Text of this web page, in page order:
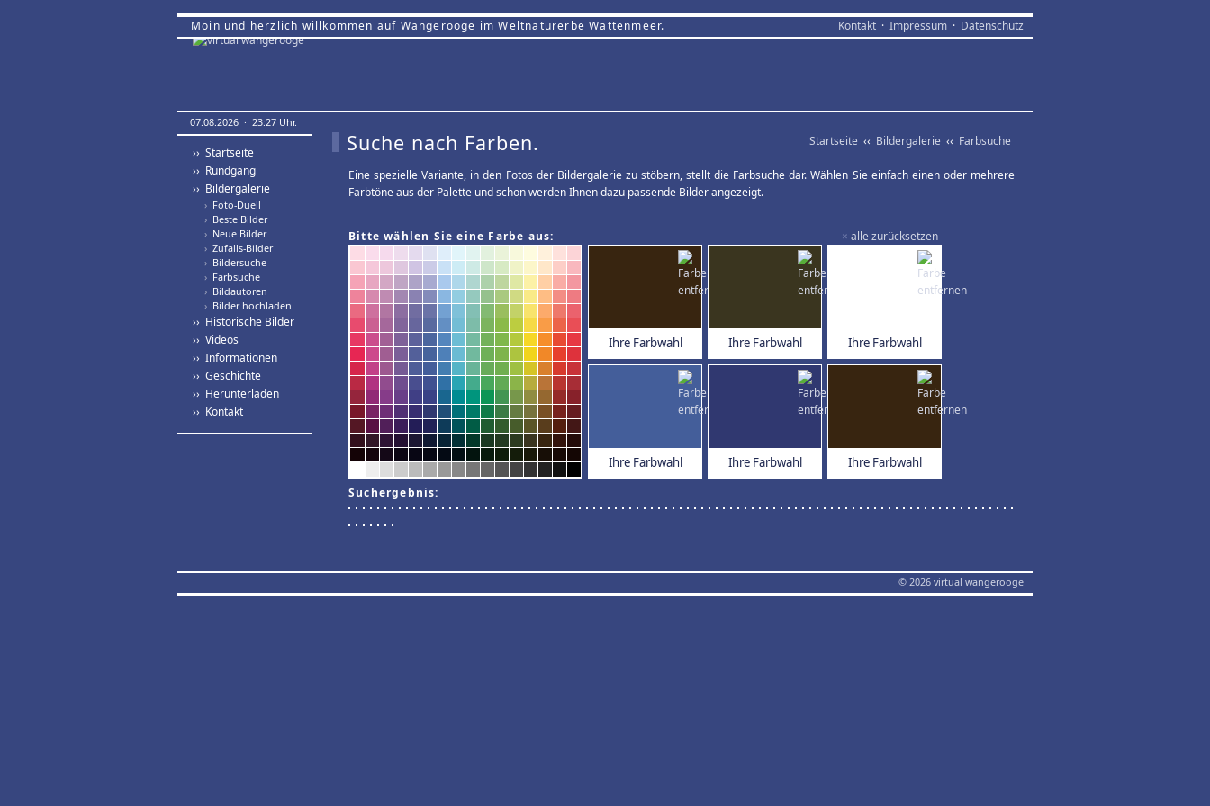
Moin und herzlich willkommen auf Wangerooge im Weltnaturerbe Wattenmeer. Kontakt · Impressum · Datenschutz
07.08.2026 · 23:27 Uhr.
›› Startseite
›› Rundgang
›› Bildergalerie
› Foto-Duell
› Beste Bilder
› Neue Bilder
› Zufalls-Bilder
› Bildersuche
› Farbsuche
› Bildautoren
› Bilder hochladen
›› Historische Bilder
›› Videos
›› Informationen
›› Geschichte
›› Herunterladen
›› Kontakt
Startseite ‹‹ Bildergalerie ‹‹ Farbsuche
Suche nach Farben.
Eine spezielle Variante, in den Fotos der Bildergalerie zu stöbern, stellt die Farbsuche dar. Wählen Sie einfach einen oder mehrere
Farbtöne aus der Palette und schon werden Ihnen dazu passende Bilder angezeigt.
× alle zurücksetzen
Bitte wählen Sie eine Farbe aus:
Ihre Farbwahl Ihre Farbwahl Ihre Farbwahl
Ihre Farbwahl Ihre Farbwahl Ihre Farbwahl
Suchergebnis:
© 2026 virtual wangerooge